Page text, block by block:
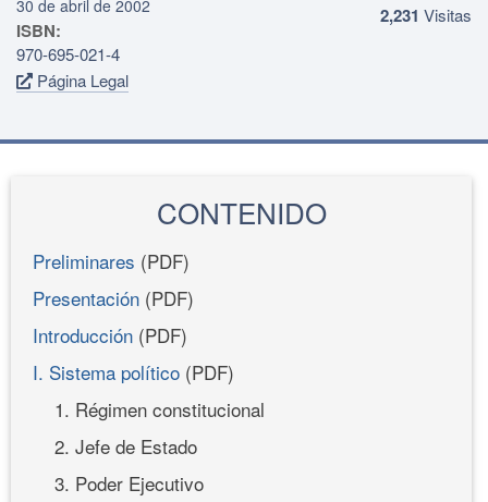
30 de abril de 2002
ISBN:
970-695-021-4
Página Legal
2,231 Visitas
CONTENIDO
Preliminares (PDF)
Presentación (PDF)
Introducción (PDF)
I. Sistema político (PDF)
1. Régimen constitucional
2. Jefe de Estado
3. Poder Ejecutivo